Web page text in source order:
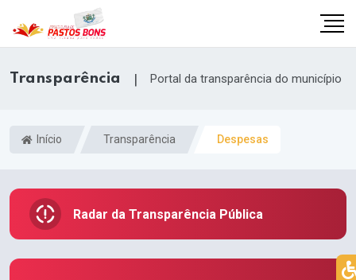
Transparência | Portal da transparência do município
Início Transparência Despesas
Radar da Transparência Pública